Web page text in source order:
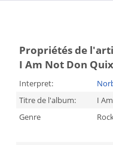
Propriétés de
I Am Not Don
Interpret:
Titre de l'album:
I
Genre